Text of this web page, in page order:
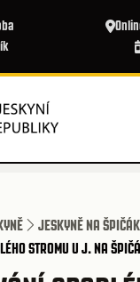
JESKYNĚ NA
STROMU U J. NA